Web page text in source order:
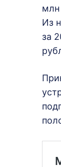
млн
Из
за